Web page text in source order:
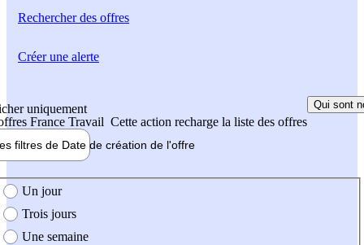
Rechercherdes offres
uniquement
France Travail Cette action recharge la liste des offres
Qui sont
filtres de Date de création de l'offre
création de l'offre
Un jour
Trois jours
Une semaine
Créer une alerte